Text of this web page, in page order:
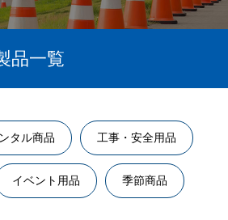
品一覧
タル商品 工事・安全用品
イベント用品 季節商品